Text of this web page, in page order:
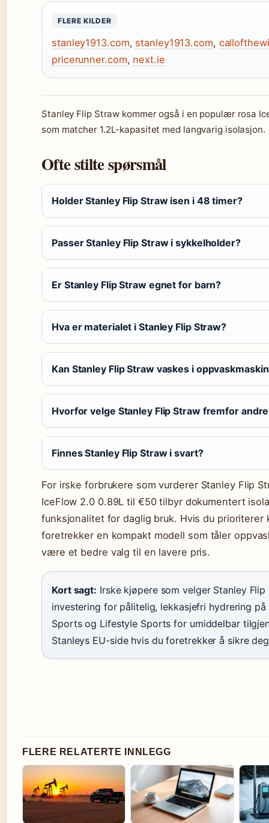
FLERE KILDER
stanley1913.com, stanley1913.com,
pricerunner.com, next.ie
Stanley Flip Straw kommer også i en populær rosa
som matcher 1.2L-kapasitet med langvarig isolasjon.
Ofte stilte spørsmål
Holder Stanley Flip Straw isen i 48 timer?
Passer Stanley Flip Straw i sykkelholder?
Er Stanley Flip Straw egnet for barn?
Hva er materialet i Stanley Flip Straw?
Kan Stanley Flip Straw vaskes i
Hvorfor velge Stanley Flip Straw fremfor
Finnes Stanley Flip Straw i svart?
For irske forbrukere som vurderer Stanley Flip
IceFlow 2.0 0.89L til €50 tilbyr dokumentert
funksjonalitet for daglig bruk. Hvis du
foretrekker en kompakt modell som tåler
være et bedre valg til en lavere pris.
Kort sagt: Irske kjøpere som velger Stanley
investering for pålitelig, lekkasjefri hydrering
Sports og Lifestyle Sports for umiddelbar
Stanleys EU-side hvis du foretrekker å sikre
FLERE RELATERTE INNLEGG